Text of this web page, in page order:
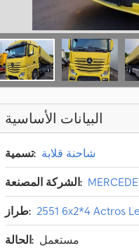
البيانات الأساسية
تسمية: شاحنة قلابة
الشركة المصنعة:
طراز: 2551 6x2*4 Actros
الحالة: مستعمل